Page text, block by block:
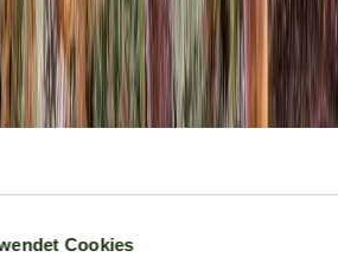
Cookies